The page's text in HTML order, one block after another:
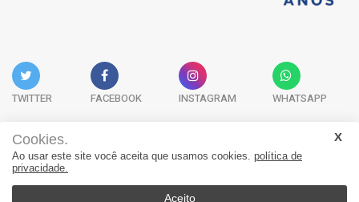
TWITTER FACEBOOK INSTAGRAM WHATSAPP
Acervo Digital Fale Conosco Quem Somos
Cookies.
Ao usar este site você aceita que usamos cookies. política de
privacidade.
Aceito